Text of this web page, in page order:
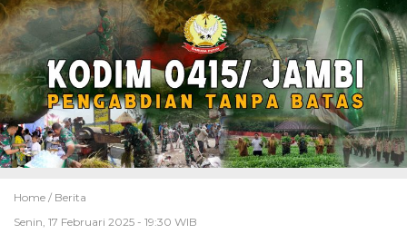
Home / Berita
Senin, 17 Februari 2025 - 19:30 WIB